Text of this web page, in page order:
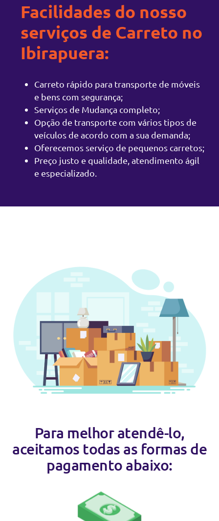
Facilidades do nosso
serviços de Carreto no
Ibirapuera:
Carreto rápido para transporte de móveis
e bens com segurança;
Serviços de Mudança completo;
Opção de transporte com vários tipos de
veículos de acordo com a sua demanda;
Oferecemos serviço de pequenos carretos;
Preço justo e qualidade, atendimento ágil
e especializado.
Para melhor atendê-lo,
aceitamos todas as formas de
pagamento abaixo: